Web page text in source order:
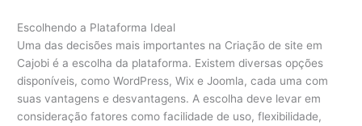
Escolhendo a Plataforma Ideal
Uma das decisões mais importantes na Criação de site em
Cajobi é a escolha da plataforma. Existem diversas opções
disponíveis, como WordPress, Wix e Joomla, cada uma com
suas vantagens e desvantagens. A escolha deve levar em
consideração fatores como facilidade de uso, flexibilidade,